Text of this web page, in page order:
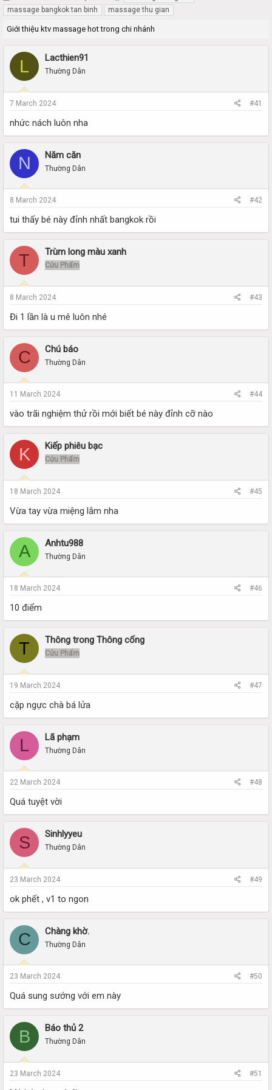
h
r
e
s
t
r
t
r
t
a
r
a
t
massage bangkok tan binh
massage thu gian
Giới thiệu ktv massage hot trong chi nhánh
L Lacthien91
Thường Dân
7 March 2024 #41
nhức nách luôn nha
N Năm căn
Thường Dân
8 March 2024 #42
tui thấy bé này đỉnh nhất bangkok rồi
T Trùm long màu xanh
Cửu Phẩm
8 March 2024 #43
Đi 1 lần là u mê luôn nhé
C Chú báo
Thường Dân
11 March 2024 #44
vào trãi nghiệm thử rồi mới biết bé này đỉnh cỡ nào
K Kiếp phiêu bạc
Cửu Phẩm
18 March 2024 #45
Vừa tay vừa miệng lắm nha
A Anhtu988
Thường Dân
18 March 2024 #46
10 điểm
T Thông trong Thông cống
Cửu Phẩm
19 March 2024 #47
cặp ngực chà bá lửa
L Lã phạm
Thường Dân
22 March 2024 #48
Quá tuyệt vời
S Sinhlyyeu
Thường Dân
23 March 2024 #49
ok phết , v1 to ngon
C Chàng khờ.
Thường Dân
23 March 2024 #50
Quá sung sướng với em này
B Báo thủ 2
Thường Dân
23 March 2024 #51